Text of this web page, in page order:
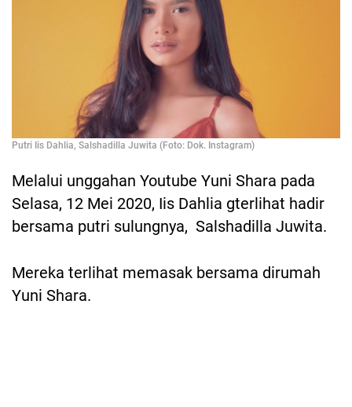
Putri Iis Dahlia, Salshadilla Juwita (Foto: Dok. Instagram)
Melalui unggahan Youtube Yuni Shara pada
Selasa, 12 Mei 2020, Iis Dahlia gterlihat hadir
bersama putri sulungnya, Salshadilla Juwita.
Mereka terlihat memasak bersama dirumah
Yuni Shara.